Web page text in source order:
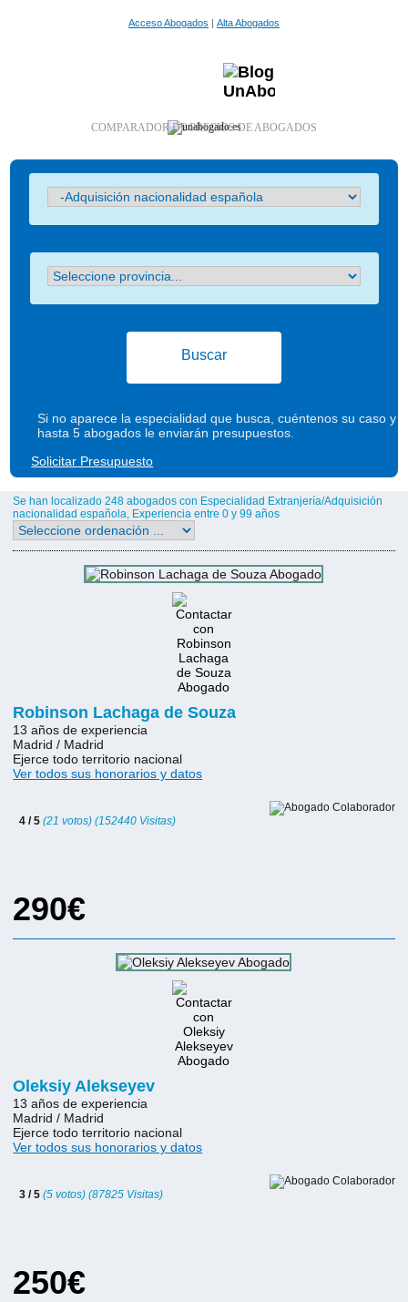
Acceso Abogados |Alta Abogados
COMPARADOR DE PRECIOS DE ABOGADOS
Buscar
Si no aparece la especialidad que busca, cuéntenos su caso y
hasta 5 abogados le enviarán presupuestos.
Solicitar Presupuesto
Se han localizado 248 abogados con Especialidad Extranjería/Adquisición
nacionalidad española, Experiencia entre 0 y 99 años
Robinson Lachaga de Souza
13 años de experiencia
Madrid / Madrid
Ejerce todo territorio nacional
Ver todos sus honorarios y datos
4 / 5(21 votos) (152440 Visitas)
290€
Oleksiy Alekseyev
13 años de experiencia
Madrid / Madrid
Ejerce todo territorio nacional
Ver todos sus honorarios y datos
3 / 5(5 votos) (87825 Visitas)
250€